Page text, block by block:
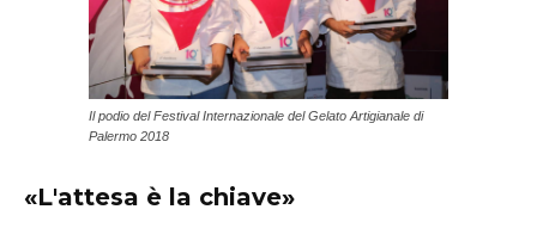
Il podio del Festival Internazionale del Gelato Artigianale di
Palermo 2018
«L'attesa è la chiave»